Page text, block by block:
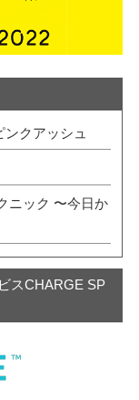
クアッシュ
ニック 〜今日か
スCHARGE SP